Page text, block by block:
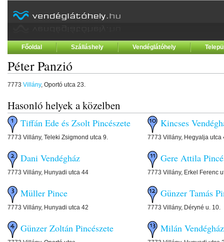
Főoldal Szálláshely Vendéglátóhely
Péter Panzió
7773 Villány, Oportó utca 23.
Hasonló helyek a közelben
Tiffán Ede és Zsolt Pincészete
7773 Villány, Teleki Zsigmond utca 9.
Dani Vendégház
7773 Villány, Hunyadi utca 44
Müller Pince
7773 Villány, Hunyadi utca 42
Günzer Zoltán Pincészete
Kincses
7773 Villány, Hegyalja utca
Gere Attila
7773 Villány, Erkel Ferenc
Günzer Tamás
7773 Villány, Déryné u. 10.
Milán Vendégház